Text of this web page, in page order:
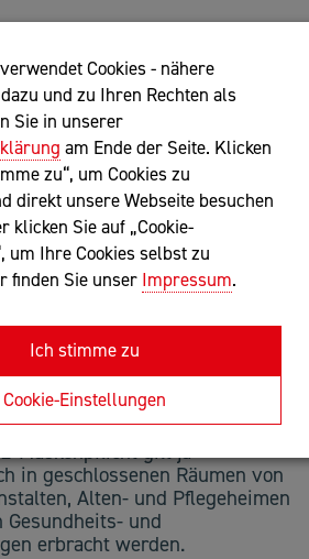
Cookies - nähere
und zu Ihren Rechten als
Sie in unserer
am Ende der Seite. Klicken
zu“, um Cookies zu
direkt unsere Webseite besuchen
klicken Sie auf „Cookie-
um Ihre Cookies selbst zu
finden Sie unser Impressum.
Ich stimme zu
Cookie-Einstellungen
Begriff einschließen:
-webshop, Exakter
things"
USt.-Befreiung
UST.-
Maskenpflicht gilt ja
in geschlossenen Räumen von
Alten- und Pflegeheimen
Gesundheits- und
erbracht werden.